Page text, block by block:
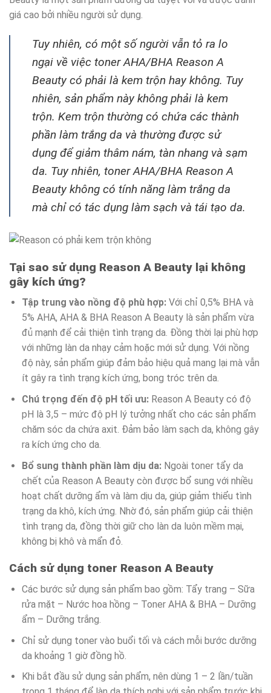
giá cao bởi nhiều người sử dụng.
Tuy nhiên, có một số người vẫn tỏ ra lo
ngại về việc toner AHA/BHA Reason A
Beauty có phải là kem trộn hay không. Tuy
nhiên, sản phẩm này không phải là kem
trộn. Kem trộn thường có chứa các thành
phần làm trắng da và thường được sử
dụng để giảm thâm nám, tàn nhang và sạm
da. Tuy nhiên, toner AHA/BHA Reason A
Beauty không có tính năng làm trắng da
mà chỉ có tác dụng làm sạch và tái tạo da.
Tại sao sử dụng Reason A Beauty lại không
gây kích ứng?
Tập trung vào nồng độ phù hợp:Với chỉ 0,5% BHA và
5% AHA, AHA & BHA Reason A Beauty là sản phẩm vừa
đủ mạnh để cải thiện tình trạng da. Đồng thời lại phù hợp
với những làn da nhạy cảm hoặc mới sử dụng. Với nồng
độ này, sản phẩm giúp đảm bảo hiệu quả mang lại mà vẫn
ít gây ra tình trạng kích ứng, bong tróc trên da.
Chú trọng đến độ pH tối ưu:Reason A Beauty có độ
pH là 3,5 – mức độ pH lý tưởng nhất cho các sản phẩm
chăm sóc da chứa axit. Đảm bảo làm sạch da, không gây
ra kích ứng cho da.
Bổ sung thành phần làm dịu da:Ngoài toner tẩy da
chết của Reason A Beauty còn được bổ sung với nhiều
hoạt chất dưỡng ẩm và làm dịu da, giúp giảm thiểu tình
trạng da khô, kích ứng. Nhờ đó, sản phẩm giúp cải thiện
tình trạng da, đồng thời giữ cho làn da luôn mềm mại,
không bị khô và mẩn đỏ.
Cách sử dụng toner Reason A Beauty
Các bước sử dụng sản phẩm bao gồm: Tẩy trang – Sữa
rửa mặt – Nước hoa hồng – Toner AHA & BHA – Dưỡng
ẩm – Dưỡng trắng.
Chỉ sử dụng toner vào buổi tối và cách mỗi bước dưỡng
da khoảng 1 giờ đồng hồ.
Khi bắt đầu sử dụng sản phẩm, nên dùng 1 – 2 lần/tuần